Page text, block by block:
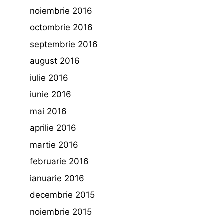
noiembrie 2016
octombrie 2016
septembrie 2016
august 2016
iulie 2016
iunie 2016
mai 2016
aprilie 2016
martie 2016
februarie 2016
ianuarie 2016
decembrie 2015
noiembrie 2015